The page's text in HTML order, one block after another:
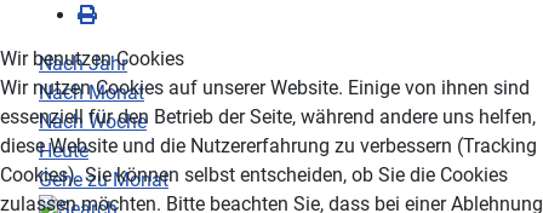
Nach Jahr
Nach Monat
Nach Woche
Heute
Gehe zu Monat
Wir benutzen Cookies
Wir nutzen Cookies auf unserer Website. Einige von ihnen sind
essenziell für den Betrieb der Seite, während andere uns helfen,
diese Website und die Nutzererfahrung zu verbessern (Tracking
Cookies). Sie können selbst entscheiden, ob Sie die Cookies
zulassen möchten. Bitte beachten Sie, dass bei einer Ablehnung